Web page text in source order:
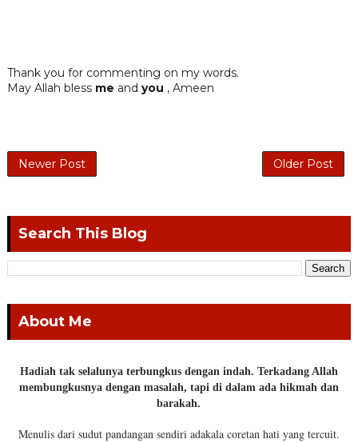
Thank you for commenting on my words.
May Allah bless me and you , Ameen
Newer Post Older Post
Search This Blog
About Me
Hadiah tak selalunya terbungkus dengan indah. Terkadang Allah
membungkusnya dengan masalah, tapi di dalam ada hikmah dan
barakah.
Menulis dari sudut pandangan sendiri adakala coretan hati yang tercuit.